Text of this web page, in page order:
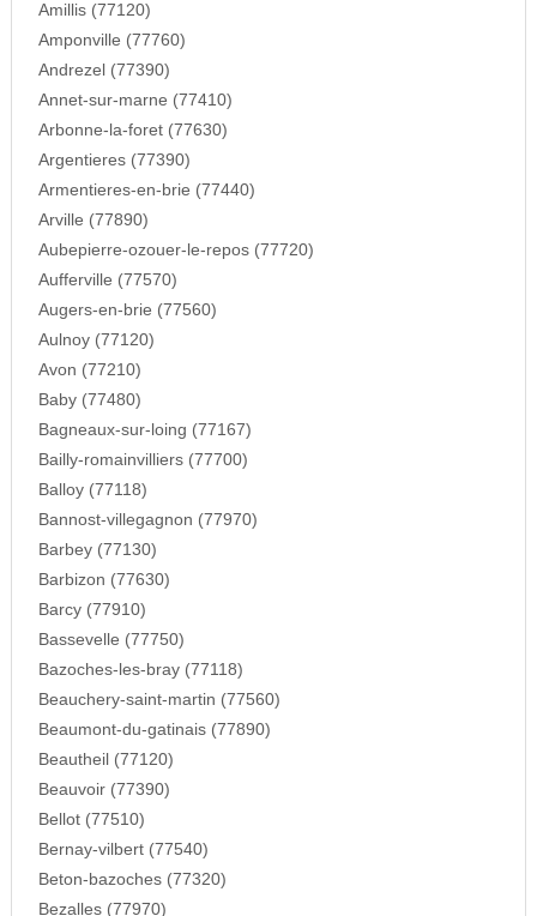
Amillis (77120)
Amponville (77760)
Andrezel (77390)
Annet-sur-marne (77410)
Arbonne-la-foret (77630)
Argentieres (77390)
Armentieres-en-brie (77440)
Arville (77890)
Aubepierre-ozouer-le-repos (77720)
Aufferville (77570)
Augers-en-brie (77560)
Aulnoy (77120)
Avon (77210)
Baby (77480)
Bagneaux-sur-loing (77167)
Bailly-romainvilliers (77700)
Balloy (77118)
Bannost-villegagnon (77970)
Barbey (77130)
Barbizon (77630)
Barcy (77910)
Bassevelle (77750)
Bazoches-les-bray (77118)
Beauchery-saint-martin (77560)
Beaumont-du-gatinais (77890)
Beautheil (77120)
Beauvoir (77390)
Bellot (77510)
Bernay-vilbert (77540)
Beton-bazoches (77320)
Bezalles (77970)